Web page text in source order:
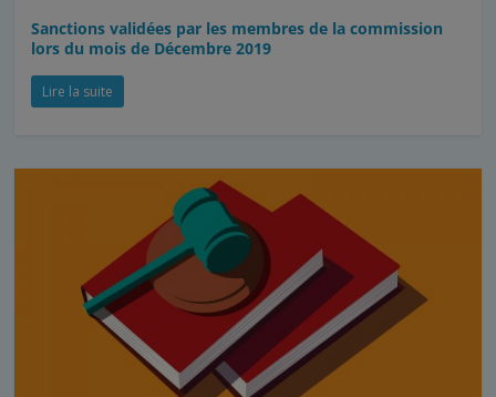
Sanctions validées par les membres de la commission
lors du mois de Décembre 2019
Lire la suite